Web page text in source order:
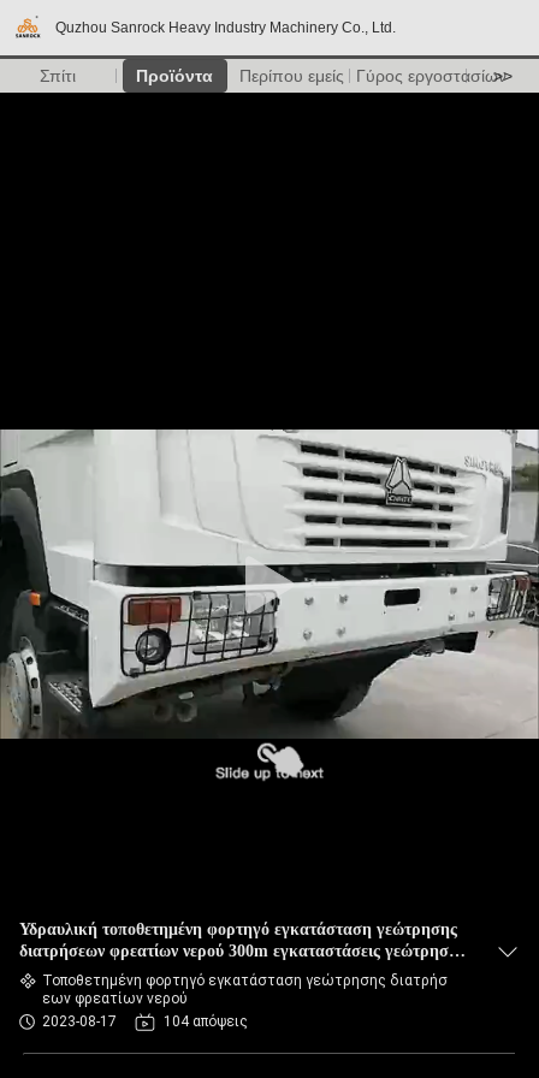
Quzhou Sanrock Heavy Industry Machinery Co., Ltd.
Σπίτι Προϊόντα Περίπου εμείς Γύρος εργοστασίων
>>
Υδραυλική τοποθετημένη φορτηγό εγκατάσταση γεώτρησης
διατρήσεων φρεατίων νερού 300m εγκαταστάσεις γεώτρησης
διατρήσεων βαθιά νερών
Τοποθετημένη φορτηγό εγκατάσταση γεώτρησης διατρήσ
εων φρεατίων νερού
2023-08-17
104 απόψεις